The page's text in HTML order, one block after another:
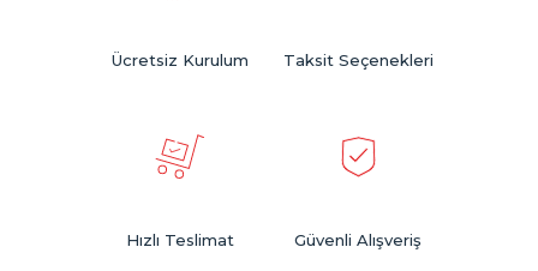
Ücretsiz Kurulum Taksit Seçenekleri
Hızlı Teslimat Güvenli Alışveriş